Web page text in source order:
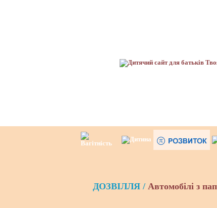
ДОЗВІЛЛЯ / Автомобілі з